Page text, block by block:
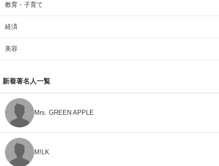
教育・子育て
経済
美容
新着著名人一覧
Mrs. GREEN APPLE
M!LK